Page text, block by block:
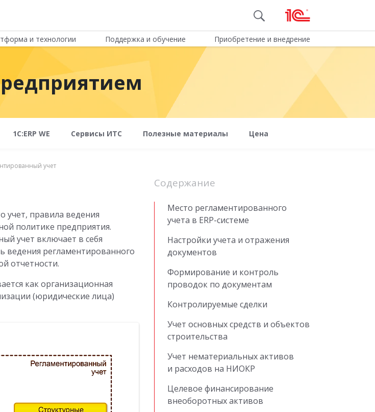
и технологии Поддержка и обучение Приобретение и внедрение
1С:ERP WE Сервисы ИТС Полезные материалы Цена
учет
учет, правила ведения
политике предприятия.
учет включает в себя
ведения регламентированного
отчетности.
как организационная
(юридические лица)
Содержание
Место регламентированного
учета в ERP-системе
Настройки учета и отражения
документов
Формирование и контроль
проводок по документам
Контролируемые сделки
Учет основных средств и объектов
строительства
Учет нематериальных активов
и расходов на НИОКР
Целевое финансирование
внеоборотных активов